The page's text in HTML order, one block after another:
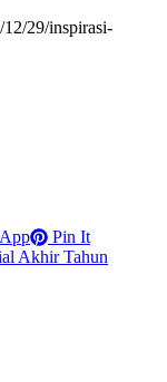
29/inspirasi-
Pin It
Akhir Tahun